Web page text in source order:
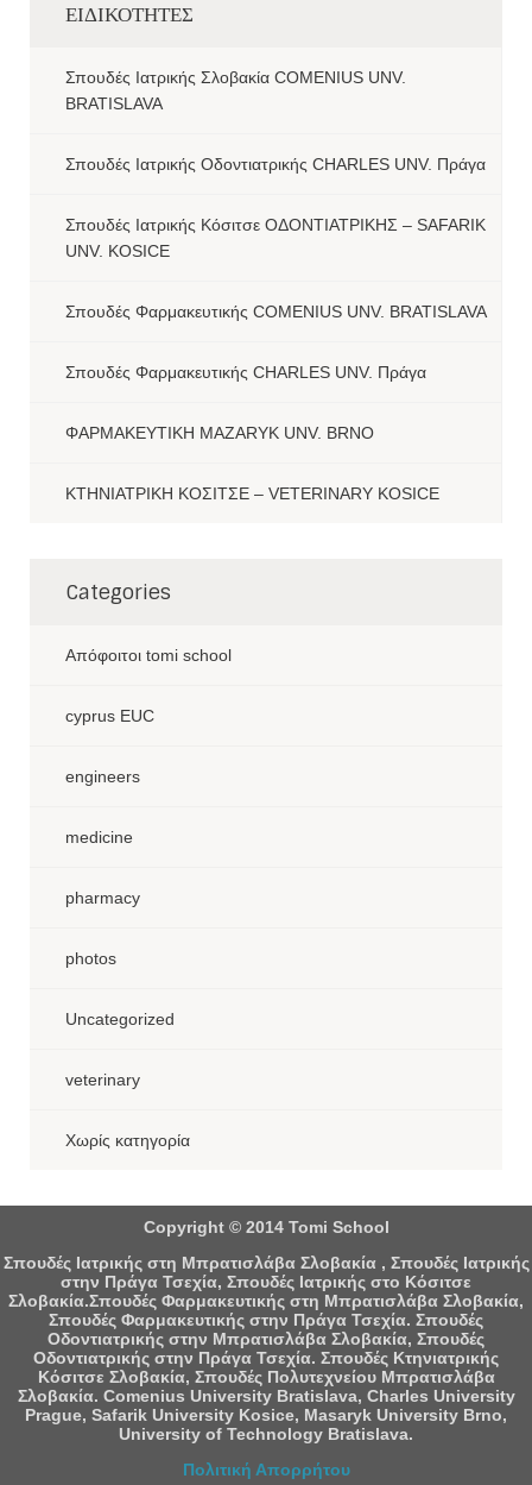
ΕΙΔΙΚΟΤΗΤΕΣ
Σπουδές Ιατρικής Σλοβακία COMENIUS UNV.
BRATISLAVA
Σπουδές Ιατρικής Οδοντιατρικής CHARLES UNV. Πράγα
Σπουδές Ιατρικής Κόσιτσε ΟΔΟΝΤΙΑΤΡΙΚΗΣ – SAFARIK
UNV. KOSICE
Σπουδές Φαρμακευτικής COMENIUS UNV. BRATISLAVA
Σπουδές Φαρμακευτικής CHARLES UNV. Πράγα
ΦΑΡΜΑΚΕΥΤΙΚΗ MAZARYK UNV. BRNO
ΚΤΗΝΙΑΤΡΙΚΗ ΚΟΣΙΤΣΕ – VETERINARY KOSICE
Categories
Aπόφοιτοι tomi school
cyprus EUC
engineers
medicine
pharmacy
photos
Uncategorized
veterinary
Χωρίς κατηγορία
Copyright © 2014 Tomi School
Σπουδές Ιατρικής στη Μπρατισλάβα Σλοβακία , Σπουδές Ιατρικής
στην Πράγα Τσεχία, Σπουδές Ιατρικής στο Κόσιτσε
Σλοβακία.Σπουδές Φαρμακευτικής στη Μπρατισλάβα Σλοβακία,
Σπουδές Φαρμακευτικής στην Πράγα Τσεχία. Σπουδές
Οδοντιατρικής στην Μπρατισλάβα Σλοβακία, Σπουδές
Οδοντιατρικής στην Πράγα Τσεχία. Σπουδές Κτηνιατρικής
Κόσιτσε Σλοβακία, Σπουδές Πολυτεχνείου Μπρατισλάβα
Σλοβακία. Comenius University Bratislava, Charles University
Prague, Safarik University Kosice, Masaryk University Brno,
University of Technology Bratislava.
Πολιτική Απορρήτου